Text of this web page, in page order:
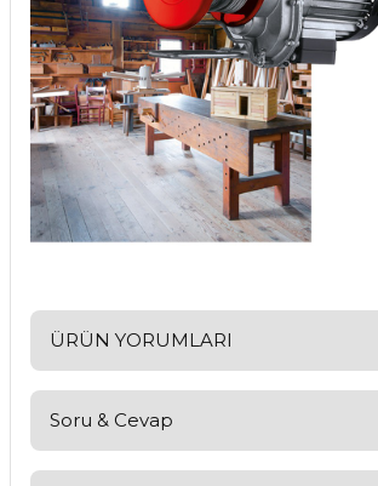
ÜRÜN YORUMLARI
Bu ürüne ilk yorumu siz yapın!
Soru & Cevap